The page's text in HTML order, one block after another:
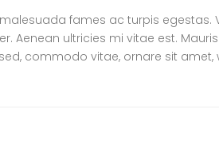
fames ac turpis
Aenean ultricies mi vitae est.
commodo vitae, ornare sit amet,